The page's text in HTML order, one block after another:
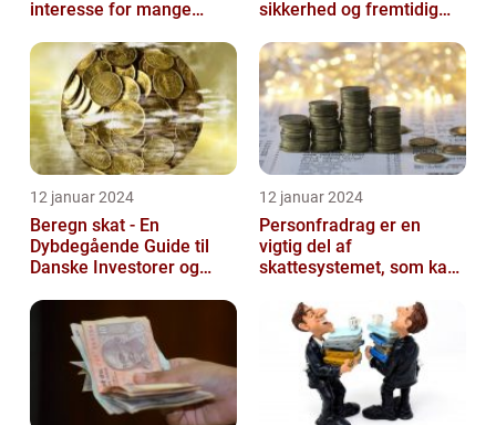
interesse for mange
sikkerhed og fremtidig
12 januar 2024
Beregn skat - En
Dybdegående Guide til
Danske Investorer og
12 januar 2024
Personfradrag er en
vigtig del af
skattesystemet, som kan
den enkelte person...